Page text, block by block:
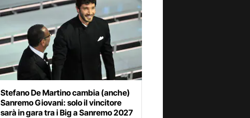
Stefano De Martino cambia (anche)
Sanremo Giovani: solo il vincitore
sarà in gara tra i Big a Sanremo 2027